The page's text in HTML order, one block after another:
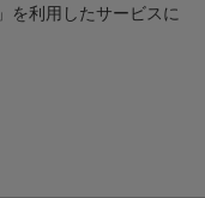
を利用したサービスに